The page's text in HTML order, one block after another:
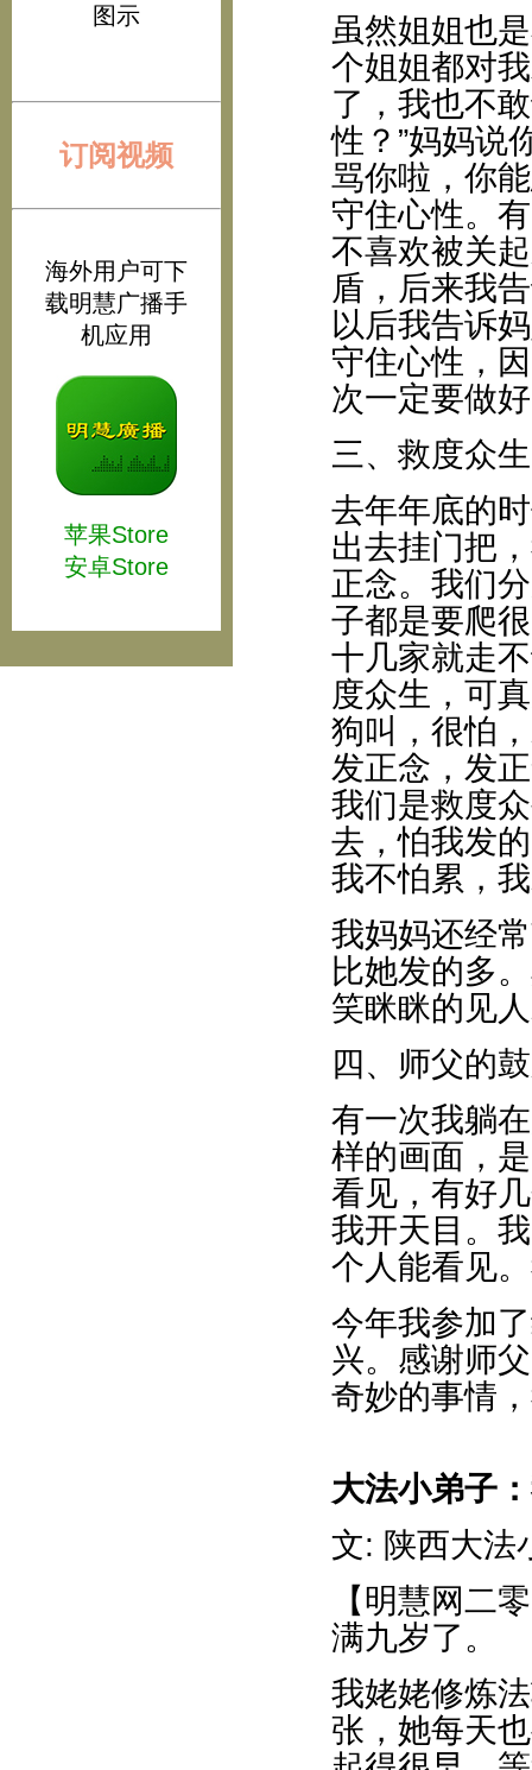
图示
订阅视频
海外用户可下
载明慧广播手
机应用
苹果Store
安卓Store
虽然姐姐也
个姐姐都对
了，我也不
性？”妈妈说
骂你啦，你
守住心性。
不喜欢被关
盾，后来我
以后我告诉
守住心性，
次一定要做
三、救度众生
去年年底的
出去挂门把
正念。我们
子都是要爬
十几家就走
度众生，可
狗叫，很怕
发正念，发
我们是救度
去，怕我发
我不怕累，
我妈妈还经
比她发的多
笑眯眯的见
四、师父的
有一次我躺
样的画面，
看见，有好
我开天目。
个人能看见
今年我参加
兴。感谢师
奇妙的事情
大法小弟子
文: 陕西大
【明慧网二
满九岁了。
我姥姥修炼
张，她每天